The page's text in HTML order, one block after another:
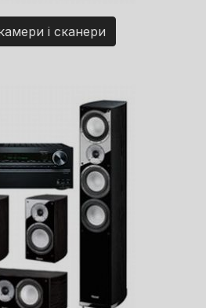
і сканери